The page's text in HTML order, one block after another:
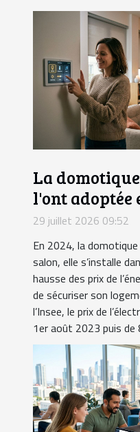
La
l'ont adoptée
29 juillet 2026 09:52
En 2024, la
salon, elle s’installe
hausse des prix de
de sécuriser son
l’Insee, le prix de
1er août 2023 puis de